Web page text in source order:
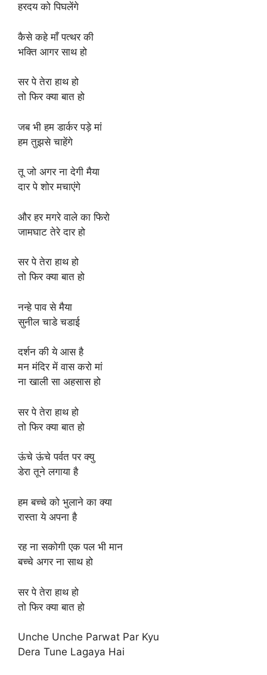
हरदय को पिघलेंगे
कैसे कहे माँ पत्थर की
भक्ति आगर साथ हो
सर पे तेरा हाथ हो
तो फिर क्या बात हो
जब भी हम डार्कर पड़े मां
हम तुझसे चाहेंगे
तू जो अगर ना देगी मैया
दार पे शोर मचाएंगे
और हर मगरे वाले का फिरो
जामघाट तेरे दार हो
सर पे तेरा हाथ हो
तो फिर क्या बात हो
नन्हे पाव से मैया
सुनील चाडे चडाई
दर्शन की ये आस है
मन मंदिर में वास करो मां
ना खाली सा अहसास हो
सर पे तेरा हाथ हो
तो फिर क्या बात हो
ऊंचे ऊंचे पर्वत पर क्यु
डेरा तूने लगाया है
हम बच्चे को भुलाने का क्या
रास्ता ये अपना है
रह ना सकोगी एक पल भी मान
बच्चे अगर ना साथ हो
सर पे तेरा हाथ हो
तो फिर क्या बात हो
Unche Unche Parwat Par Kyu
Dera Tune Lagaya Hai